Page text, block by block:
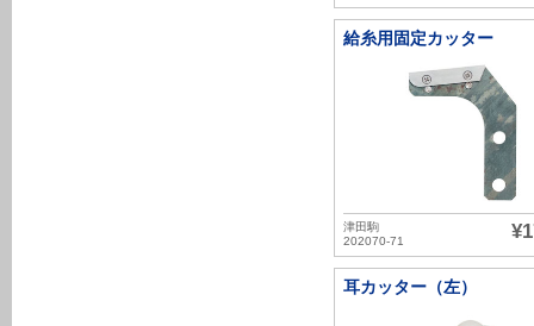
給糸用固定カッター
津田駒
202070-71
耳カッター（左）